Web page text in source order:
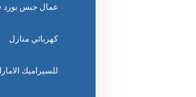
عمال جبس بورد
كهربائي منازل
للسيراميك